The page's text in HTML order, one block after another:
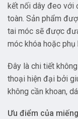
kết nối dây đeo với
toàn. Sản phẩm
tai móc sẽ được
móc khóa hoặc
Đây là chi tiết
thoại hiện đại bởi
không cần khoan,
Ưu điểm của